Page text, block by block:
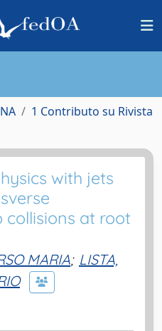
1 Contributo su Rivista
with jets
at root
MARIA; LISTA,